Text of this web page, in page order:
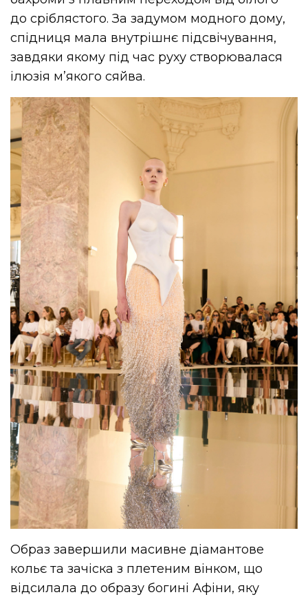
до сріблястого. За задумом модного дому,
спідниця мала внутрішнє підсвічування,
завдяки якому під час руху створювалася
ілюзія м’якого сяйва.
Образ завершили масивне діамантове
кольє та зачіска з плетеним вінком, що
відсилала до образу богині Афіни, яку